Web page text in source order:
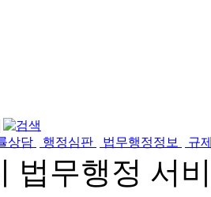
상담 행정심판 법무행정정보 규
법무행정 서